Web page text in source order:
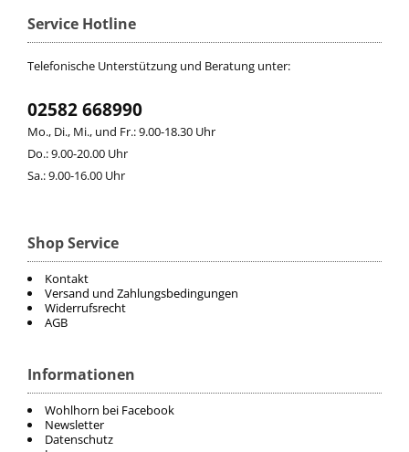
Service Hotline
Telefonische Unterstützung und Beratung unter:
02582 668990
Mo., Di., Mi., und Fr.: 9.00-18.30 Uhr
Do.: 9.00-20.00 Uhr
Sa.: 9.00-16.00 Uhr
Shop Service
Kontakt
Versand und Zahlungsbedingungen
Widerrufsrecht
AGB
Informationen
Wohlhorn bei Facebook
Newsletter
Datenschutz